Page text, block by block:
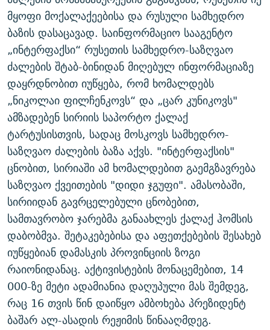
ᲒᲐᲜᲙᲘᲗᲮᲕᲘᲡ ᲓᲦᲔ
ᲓᲘᲚᲘᲡ ᲡᲐᲣᲑᲠᲔᲑᲘ
ᲛᲝᲚᲐᲞᲐᲠᲐᲙᲔ ᲢᲔᲥᲡᲢᲔᲑᲘ
ᲨᲘᲜ - ᲣᲪᲮᲝᲔᲗᲨᲘ
ᲚᲘᲢᲔᲠᲐᲢᲣᲠᲣᲚᲘ ᲬᲐᲮᲜᲐᲒᲔᲑᲘ
ᲐᲛᲔᲠᲘᲙᲣᲚᲘ ᲛᲝᲗᲮᲠᲝᲑᲐ
ᲘᲛᲞᲔᲠᲘᲐ ᲓᲐ ᲠᲐᲓᲘᲝ
ᲣᲙᲠᲐᲘᲜᲐᲨᲘ ᲓᲐᲦᲣᲞᲣᲚᲘ ᲥᲐᲠᲗᲕᲔᲚᲘ ᲛᲔᲑᲠᲫᲝᲚᲔᲑᲘ - 2022
ᲓᲐᲛᲝᲣᲙᲘᲓᲔᲑᲚᲝᲑᲘᲡ 100 ᲬᲔᲚᲘ
ᲩᲔᲛᲘ ᲡᲘᲙᲕᲓᲘᲚᲘᲡ ᲛᲘᲖᲔᲖᲘᲐ COVID-19
11 ᲬᲔᲚᲘ - 11 ᲐᲛᲑᲐᲕᲘ
ᲡᲐᲞᲐᲠᲚᲐᲛᲔᲜᲢᲝ ᲐᲠᲩᲔᲕᲜᲔᲑᲘᲡ ᲘᲡᲢᲝᲠᲘᲐ
ᲑᲐᲕᲨᲕᲔᲑᲘ ᲞᲠᲝᲡᲢᲘᲢᲣᲪᲘᲐᲨᲘ - ᲐᲛᲝᲣᲗᲥᲛᲔᲚᲘ ᲐᲛᲑᲐᲕᲘ
5 ᲐᲛᲑᲐᲕᲘ - 20 ᲘᲕᲜᲘᲡᲡ ᲓᲐᲨᲐᲕᲔᲑᲣᲚᲔᲑᲘ
ᲐᲒᲕᲘᲡᲢᲝᲡ ᲝᲛᲘ
ПРИВЕТ ᲙᲣᲚᲢᲣᲠᲐ
ЭХО КАВКАЗА
ᲒᲐᲛᲝᲘᲬᲔᲠᲔ
რთე/რთ-ის ყველა საიტი
მყოფი მოქალაქეებისა და რუსული სამხედრო
ბაზის დასაცავად. საინფორმაციო სააგენტო
„ინტერფაქსი“ რუსეთის სამხედრო-საზღვაო
ძალების შტაბ-ბინიდან მიღებულ ინფორმაციაზე
დაყრდნობით იუწყება, რომ ხომალდებს
„ნიკოლაი ფილჩენკოვს“ და „ცარ კუნიკოვს"
ამზადებენ სირიის საპორტო ქალაქ
ტარტუსისთვის, სადაც მოსკოვს სამხედრო-
საზღვაო ძალების ბაზა აქვს. "ინტერფაქსის"
ცნობით, სირიაში ამ ხომალდებით გაემგზავრება
საზღვაო ქვეითების "დიდი ჯგუფი". ამასობაში,
სირიიდან გავრცელებული ცნობებით,
სამთავრობო ჯარებმა განაახლეს ქალაქ ჰომსის
დაბობმვა. შეტაკებებისა და აფეთქებების შესახებ
იუწყებიან დამასკის პროვინციის ზოგი
რაიონიდანაც. აქტივისტების მონაცემებით, 14
000-ზე მეტი ადამიანია დაღუპული მას შემდეგ,
რაც 16 თვის წინ დაიწყო ამბოხება პრეზიდენტ
ბაშარ ალ-ასადის რეჟიმის წინააღმდეგ.